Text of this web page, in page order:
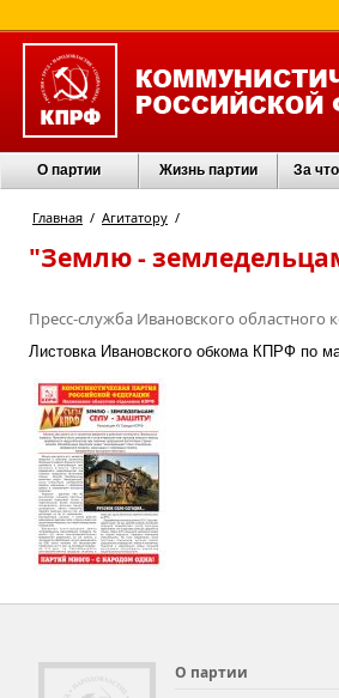
О партии Жизнь партии За
Главная / Агитатору /
"Землю -
Пресс-служба Ивановского областного
Листовка Ивановского обкома КПРФ по
О партии